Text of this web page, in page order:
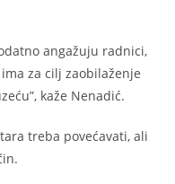
angažuju radnici,
za cilj zaobilaženje
kaže Nenadić.
treba povećavati, ali